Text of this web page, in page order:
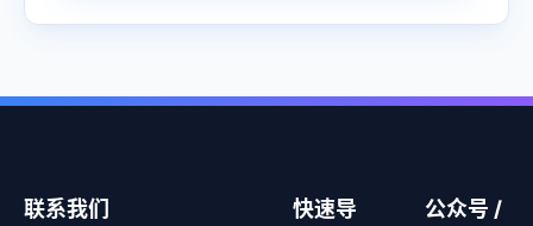
联系我们
快速导
公众号 /